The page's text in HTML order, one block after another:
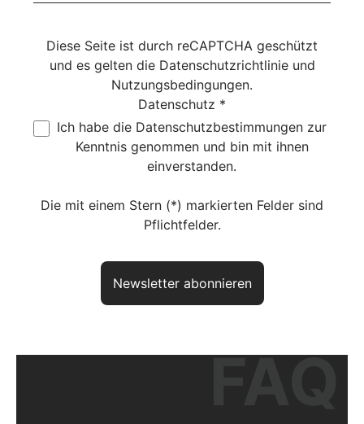
Diese Seite ist durch reCAPTCHA geschützt
und es gelten die Datenschutzrichtlinieund
Nutzungsbedingungen.
Datenschutz *
Ich habe die Datenschutzbestimmungen zur
Kenntnis genommen und bin mit ihnen
einverstanden.
Die mit einem Stern (*) markierten Felder sind
Pflichtfelder.
Newsletter abonnieren
FAQ